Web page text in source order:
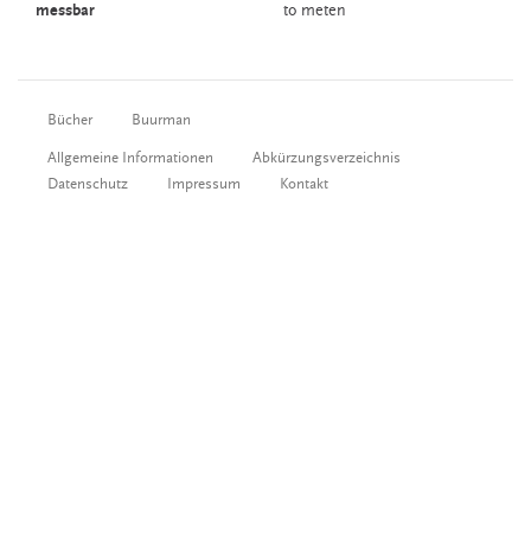
messbar to meten
Bücher Buurman
Allgemeine Informationen
Abkürzungsverzeichnis
Datenschutz
Impressum Kontakt